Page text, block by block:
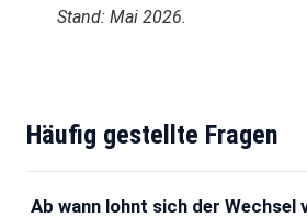
Stand: Mai 2026.
Häufig gestellte Fragen
Ab wann lohnt sich der Wechsel